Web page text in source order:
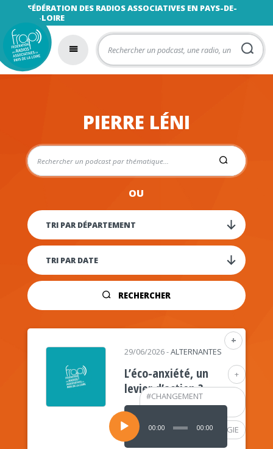
FÉDÉRATION DES RADIOS ASSOCIATIVES EN PAYS-DE-
LA-LOIRE
PIERRE LÉNI
OU
RECHERCHER
+
+
#CHANGEMENT
CLIMATIQUE
#PSYCHOLOGIE
29/06/2026-ALTERNANTES
L’éco-anxiété, un
levier d’action ?
Lecteur
audio
00:00 00:00